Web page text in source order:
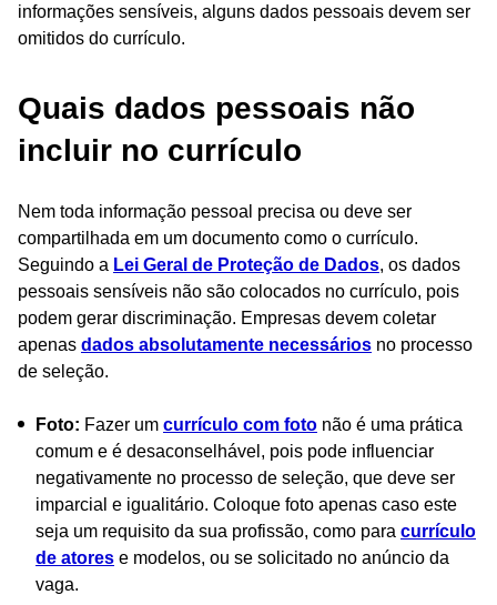
informações sensíveis, alguns dados pessoais devem ser
omitidos do currículo.
Quais dados pessoais não
incluir no currículo
Nem toda informação pessoal precisa ou deve ser
compartilhada em um documento como o currículo.
Seguindo a Lei Geral de Proteção de Dados, os dados
pessoais sensíveis não são colocados no currículo, pois
podem gerar discriminação. Empresas devem coletar
apenas dados absolutamente necessários no processo
de seleção.
Foto: Fazer um currículo com foto não é uma prática
comum e é desaconselhável, pois pode influenciar
negativamente no processo de seleção, que deve ser
imparcial e igualitário. Coloque foto apenas caso este
seja um requisito da sua profissão, como para currículo
de atores e modelos, ou se solicitado no anúncio da
vaga.